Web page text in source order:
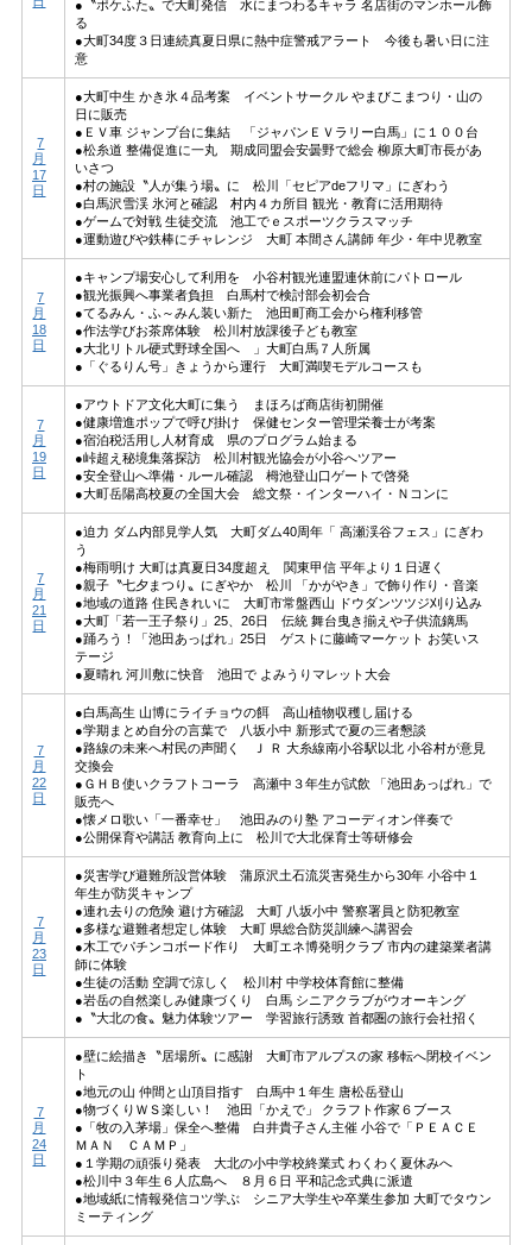
●〝ポケふた〟で大町発信 水にまつわるキャラ 名店街のマンホール飾
る
●大町34度３日連続真夏日県に熱中症警戒アラート 今後も暑い日に注
意
7
月
17
日
●大町中生 かき氷４品考案 イベントサークル やまびこまつり・山の
日に販売
●ＥＶ車 ジャンプ台に集結 「ジャパンＥＶラリー白馬」に１００台
●松糸道 整備促進に一丸 期成同盟会安曇野で総会 柳原大町市長があ
いさつ
●村の施設〝人が集う場〟に 松川「セピアdeフリマ」にぎわう
●白馬沢雪渓 氷河と確認 村内４カ所目 観光・教育に活用期待
●ゲームで対戦 生徒交流 池工でｅスポーツクラスマッチ
●運動遊びや鉄棒にチャレンジ 大町 本間さん講師 年少・年中児教室
7
月
18
日
●キャンプ場安心して利用を 小谷村観光連盟連休前にパトロール
●観光振興へ事業者負担 白馬村で検討部会初会合
●てるみん・ふ～みん装い新た 池田町商工会から権利移管
●作法学びお茶席体験 松川村放課後子ども教室
●大北リトル硬式野球全国へ 」大町白馬７人所属
●「ぐるりん号」きょうから運行 大町満喫モデルコースも
7
月
19
日
●アウトドア文化大町に集う まほろば商店街初開催
●健康増進ポップで呼び掛け 保健センター管理栄養士が考案
●宿泊税活用し人材育成 県のプログラム始まる
●峠超え秘境集落探訪 松川村観光協会が小谷へツアー
●安全登山へ準備・ルール確認 栂池登山口ゲートで啓発
●大町岳陽高校夏の全国大会 総文祭・インターハイ・Ｎコンに
7
月
21
日
●迫力 ダム内部見学人気 大町ダム40周年「 高瀬渓谷フェス」にぎわ
う
●梅雨明け 大町は真夏日34度超え 関東甲信 平年より１日遅く
●親子〝七夕まつり〟にぎやか 松川 「かがやき」で飾り作り・音楽
●地域の道路 住民きれいに 大町市常盤西山 ドウダンツツジ刈り込み
●大町「若一王子祭り」25、26日 伝統 舞台曳き揃えや子供流鏑馬
●踊ろう！「池田あっぱれ」25日 ゲストに藤崎マーケット お笑いス
テージ
●夏晴れ 河川敷に快音 池田で よみうりマレット大会
7
月
22
日
●白馬高生 山博にライチョウの餌 高山植物収穫し届ける
●学期まとめ自分の言葉で 八坂小中 新形式で夏の三者懇談
●路線の未来へ村民の声聞く Ｊ Ｒ 大糸線南小谷駅以北 小谷村が意見
交換会
●ＧＨＢ使いクラフトコーラ 高瀬中３年生が試飲 「池田あっぱれ」で
販売へ
●懐メロ歌い「一番幸せ」 池田みのり塾 アコーディオン伴奏で
●公開保育や講話 教育向上に 松川で大北保育士等研修会
7
月
23
日
●災害学び避難所設営体験 蒲原沢土石流災害発生から30年 小谷中１
年生が防災キャンプ
●連れ去りの危険 避け方確認 大町 八坂小中 警察署員と防犯教室
●多様な避難者想定し体験 大町 県総合防災訓練へ講習会
●木工でパチンコボード作り 大町エネ博発明クラブ 市内の建築業者講
師に体験
●生徒の活動 空調で涼しく 松川村 中学校体育館に整備
●岩岳の自然楽しみ健康づくり 白馬 シニアクラブがウオーキング
●〝大北の食〟魅力体験ツアー 学習旅行誘致 首都圏の旅行会社招く
7
月
24
日
●壁に絵描き〝居場所〟に感謝 大町市アルプスの家 移転へ閉校イベン
ト
●地元の山 仲間と山頂目指す 白馬中１年生 唐松岳登山
●物づくりＷＳ楽しい！ 池田「かえで」 クラフト作家６ブース
●「牧の入茅場」保全へ整備 白井貴子さん主催 小谷で「ＰＥＡＣＥ
ＭＡＮ ＣＡＭＰ」
●１学期の頑張り発表 大北の小中学校終業式 わくわく夏休みへ
●松川中３年生６人広島へ ８月６日 平和記念式典に派遣
●地域紙に情報発信コツ学ぶ シニア大学生や卒業生参加 大町でタウン
ミーティング